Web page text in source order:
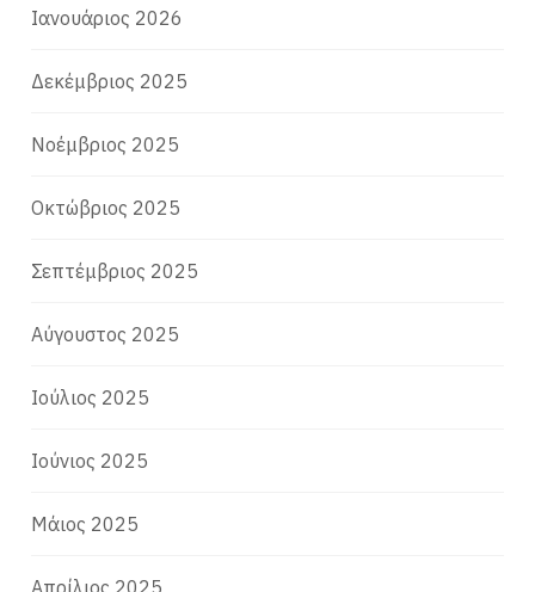
Ιανουάριος 2026
Δεκέμβριος 2025
Νοέμβριος 2025
Οκτώβριος 2025
Σεπτέμβριος 2025
Αύγουστος 2025
Ιούλιος 2025
Ιούνιος 2025
Μάιος 2025